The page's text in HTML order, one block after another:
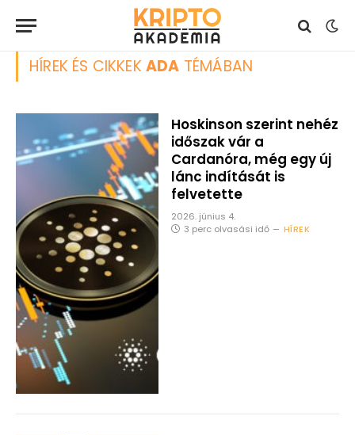
HÍREK ÉS CIKKEKADA TÉMÁBAN
Hoskinson szerint nehéz
időszak vár a
Cardanóra, még egy új
lánc indítását is
felvetette
2026. június 4.
3 perc olvasási idő
HÍREK